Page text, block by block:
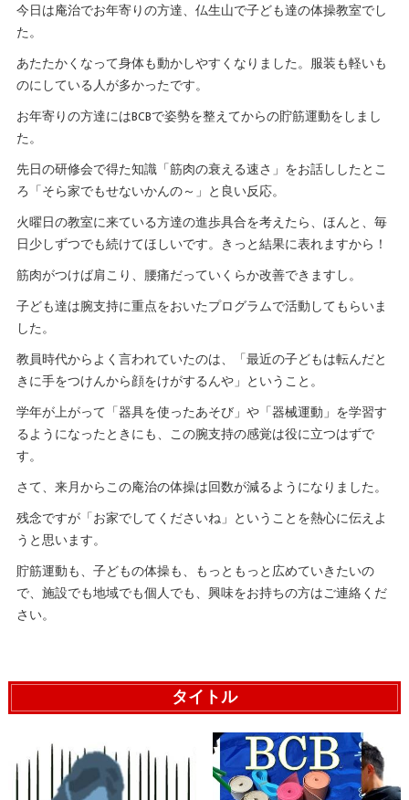
今日は庵治でお年寄りの方達、仏生山で子ども達の体操教室でし
た。
あたたかくなって身体も動かしやすくなりました。服装も軽いも
のにしている人が多かったです。
お年寄りの方達にはBCBで姿勢を整えてからの貯筋運動をしまし
た。
先日の研修会で得た知識「筋肉の衰える速さ」をお話ししたとこ
ろ「そら家でもせないかんの～」と良い反応。
火曜日の教室に来ている方達の進歩具合を考えたら、ほんと、毎
日少しずつでも続けてほしいです。きっと結果に表れますから！
筋肉がつけば肩こり、腰痛だっていくらか改善できますし。
子ども達は腕支持に重点をおいたプログラムで活動してもらいま
した。
教員時代からよく言われていたのは、「最近の子どもは転んだと
きに手をつけんから顔をけがするんや」ということ。
学年が上がって「器具を使ったあそび」や「器械運動」を学習す
るようになったときにも、この腕支持の感覚は役に立つはずで
す。
さて、来月からこの庵治の体操は回数が減るようになりました。
残念ですが「お家でしてくださいね」ということを熱心に伝えよ
うと思います。
貯筋運動も、子どもの体操も、もっともっと広めていきたいの
で、施設でも地域でも個人でも、興味をお持ちの方はご連絡くだ
さい。
タイトル